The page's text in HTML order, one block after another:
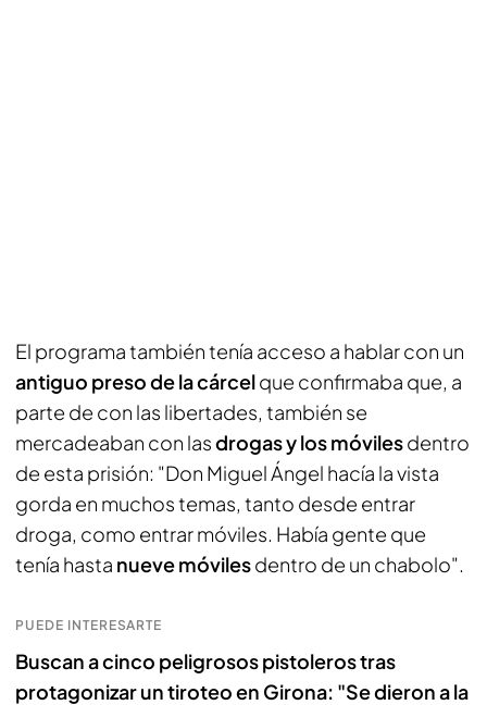
El programa también tenía acceso a hablar con un
antiguo preso de la cárcelque confirmaba que, a
parte de con las libertades, también se
mercadeaban con lasdrogas y los móvilesdentro
de esta prisión: "Don Miguel Ángel hacía la vista
gorda en muchos temas, tanto desde entrar
droga, como entrar móviles. Había gente que
tenía hasta nueve móvilesdentro de un chabolo".
PUEDE INTERESARTE
Buscan a cinco peligrosos pistoleros tras
protagonizar un tiroteo en Girona: "Se dieron a la